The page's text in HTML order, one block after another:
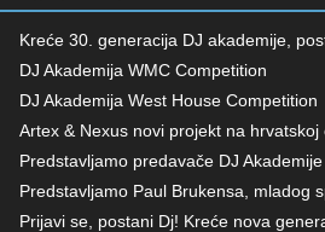
Kreće 30. generacija DJ akademije,
DJ Akademija WMC Competition
DJ Akademija West House Competition
Artex & Nexus novi projekt na
Predstavljamo predavače DJ Akademije
Predstavljamo Paul Brukensa, mladog
Prijavi se, postani Dj! Kreće nova